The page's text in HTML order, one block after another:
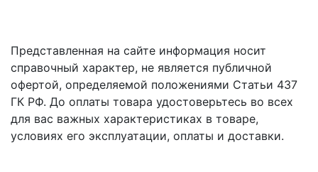
Представленная на сайте информация носит
справочный характер, не является публичной
офертой, определяемой положениями Статьи 437
ГК РФ. До оплаты товара удостоверьтесь во всех
для вас важных характеристиках в товаре,
условиях его эксплуатации, оплаты и доставки.